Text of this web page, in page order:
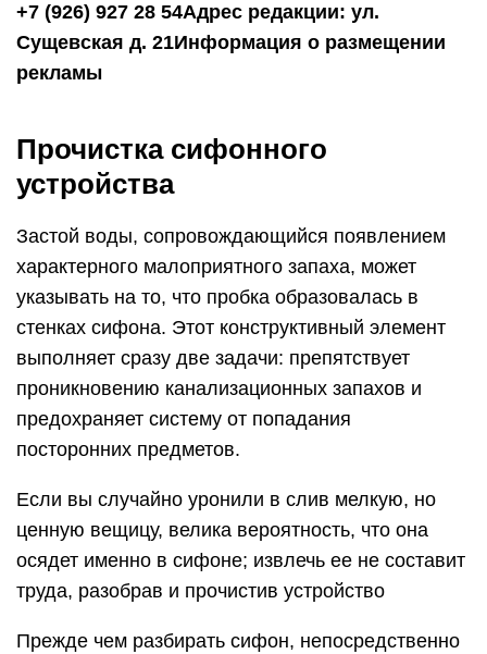
+7 (926) 927 28 54Адрес редакции: ул.
Сущевская д. 21Информация о размещении
рекламы
Прочистка сифонного
устройства
Застой воды, сопровождающийся появлением
характерного малоприятного запаха, может
указывать на то, что пробка образовалась в
стенках сифона. Этот конструктивный элемент
выполняет сразу две задачи: препятствует
проникновению канализационных запахов и
предохраняет систему от попадания
посторонних предметов.
Если вы случайно уронили в слив мелкую, но
ценную вещицу, велика вероятность, что она
осядет именно в сифоне; извлечь ее не составит
труда, разобрав и прочистив устройство
Прежде чем разбирать сифон, непосредственно